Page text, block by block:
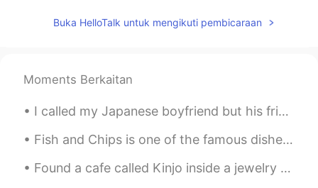
Satoko 2020.10.12 11:02
美味しそう✨食べたい😋
JP EN
とてもおいしそうです！ ちらしずしはどう
し、見た目もきれいです！
Buka HelloTalk untuk mengikuti pembicaraan
Moments Berkaitan
I called my Japanese boyfriend but his friend answered. 🤦🏼‍♀️ His friend panicked when I spoke t...
Fish and Chips is one of the famous dishes from the UK, there's many different sauces you could e...
Found a cafe called Kinjo inside a jewelry store in Shilin, Taipei. From the upstairs you overloo...